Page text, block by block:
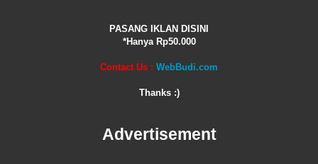
PASANG IKLAN DISINI
*Hanya Rp50.000
Contact Us : WebBudi.com
Thanks :)
Advertisement